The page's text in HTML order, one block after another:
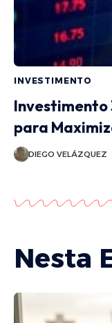
INVESTIMENTO
Investimento
para
DIEGO VELÁZQUEZ
Nesta